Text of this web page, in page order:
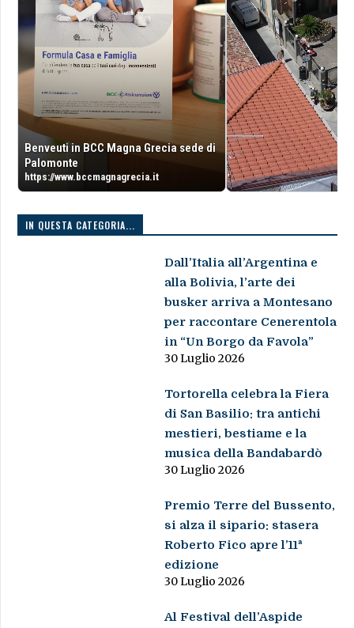
Benveuti in BCC Magna Grecia sede di
Palomonte
https://www.bccmagnagrecia.it
IN QUESTA CATEGORIA...
Dall’Italia all’Argentina e
alla Bolivia, l’arte dei
busker arriva a Montesano
per raccontare Cenerentola
in “Un Borgo da Favola”
30 Luglio 2026
Tortorella celebra la Fiera
di San Basilio: tra antichi
mestieri, bestiame e la
musica della Bandabardò
30 Luglio 2026
Premio Terre del Bussento,
si alza il sipario: stasera
Roberto Fico apre l’11ª
edizione
30 Luglio 2026
Al Festival dell’Aspide